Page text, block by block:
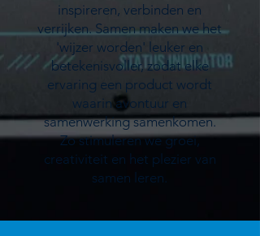
inspireren, verbinden en
verrijken. Samen maken we het
'wijzer worden' leuker en
betekenisvoller, zodat elke
ervaring een product wordt
waarin avontuur en
samenwerking samenkomen.
Zo stimuleren we groei,
creativiteit en het plezier van
samen leren.